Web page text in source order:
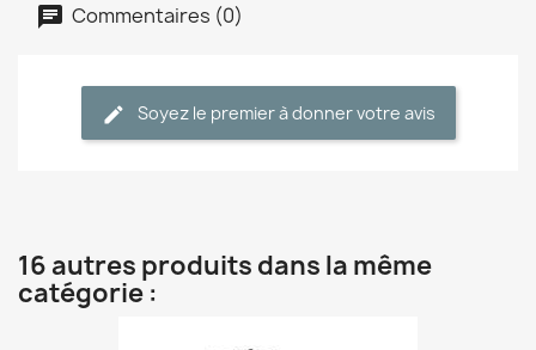
Commentaires (0)
Soyez le premier à donner votre avis
16 autres produits dans la même
catégorie :